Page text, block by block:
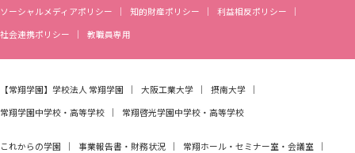
ソーシャルメディアポリシー
知的財産ポリシー
利益相反ポリシー
社会連携ポリシー
教職員専用
【常翔学園】 学校法人 常翔学園 大阪工業大学
摂南大学
常翔学園中学校・高等学校
常翔啓光学園中学校・高等学校
これからの学園 事業報告書・財務状況 常翔ホール・セミナー室・会議室